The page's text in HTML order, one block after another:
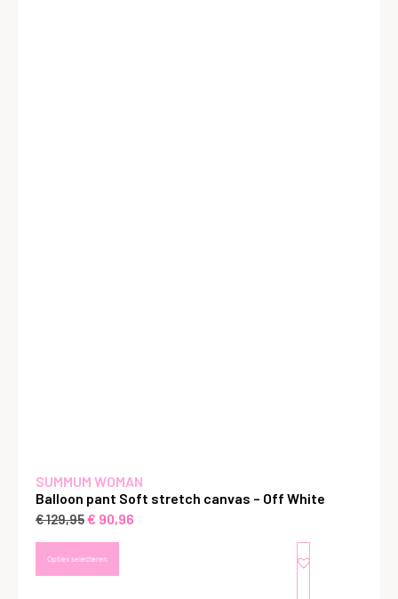
SUMMUM WOMAN
Balloon pant Soft stretch canvas – Off White
€129,95€ 90,96
Opties selecteren